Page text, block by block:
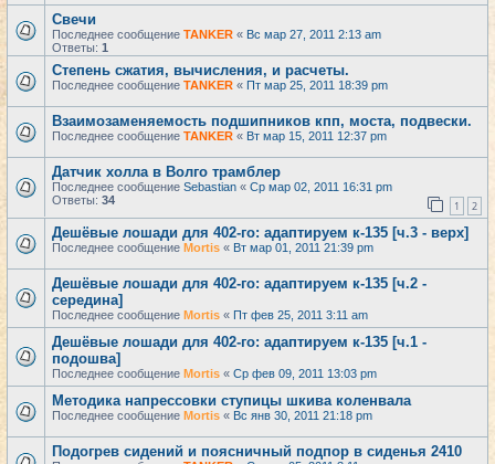
Свечи
Последнее сообщение TANKER « Вс мар 27, 2011 2:13 am
Ответы: 1
Степень сжатия, вычисления, и расчеты.
Последнее сообщение TANKER « Пт мар 25, 2011 18:39 pm
Взаимозаменяемость подшипников кпп, моста, подвески.
Последнее сообщение TANKER « Вт мар 15, 2011 12:37 pm
Датчик холла в Волго трамблер
Последнее сообщение Sebastian « Ср мар 02, 2011 16:31 pm
Ответы: 34 1 2
Дешёвые лошади для 402-го: адаптируем к-135 [ч.3 - верх]
Последнее сообщение Mortis « Вт мар 01, 2011 21:39 pm
Дешёвые лошади для 402-го: адаптируем к-135 [ч.2 -
середина]
Последнее сообщение Mortis « Пт фев 25, 2011 3:11 am
Дешёвые лошади для 402-го: адаптируем к-135 [ч.1 -
подошва]
Последнее сообщение Mortis « Ср фев 09, 2011 13:03 pm
Методика напрессовки ступицы шкива коленвала
Последнее сообщение Mortis « Вс янв 30, 2011 21:18 pm
Подогрев сидений и поясничный подпор в сиденья 2410